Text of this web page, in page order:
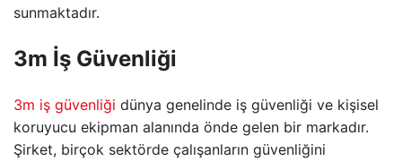
sunmaktadır.
3m İş Güvenliği
3m iş güvenliği dünya genelinde iş güvenliği ve kişisel
koruyucu ekipman alanında önde gelen bir markadır.
Şirket, birçok sektörde çalışanların güvenliğini